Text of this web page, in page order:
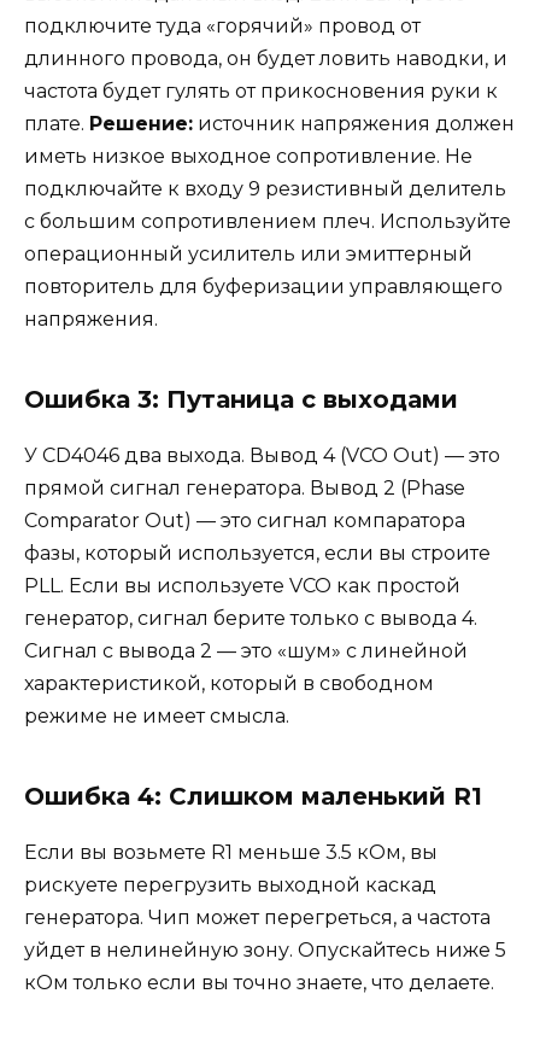
подключите туда «горячий» провод от
длинного провода, он будет ловить наводки, и
частота будет гулять от прикосновения руки к
плате. Решение: источник напряжения должен
иметь низкое выходное сопротивление. Не
подключайте к входу 9 резистивный делитель
с большим сопротивлением плеч. Используйте
операционный усилитель или эмиттерный
повторитель для буферизации управляющего
напряжения.
Ошибка 3: Путаница с выходами
У CD4046 два выхода. Вывод 4 (VCO Out) — это
прямой сигнал генератора. Вывод 2 (Phase
Comparator Out) — это сигнал компаратора
фазы, который используется, если вы строите
PLL. Если вы используете VCO как простой
генератор, сигнал берите только с вывода 4.
Сигнал с вывода 2 — это «шум» с линейной
характеристикой, который в свободном
режиме не имеет смысла.
Ошибка 4: Слишком маленький R1
Если вы возьмете R1 меньше 3.5 кОм, вы
рискуете перегрузить выходной каскад
генератора. Чип может перегреться, а частота
уйдет в нелинейную зону. Опускайтесь ниже 5
кОм только если вы точно знаете, что делаете.